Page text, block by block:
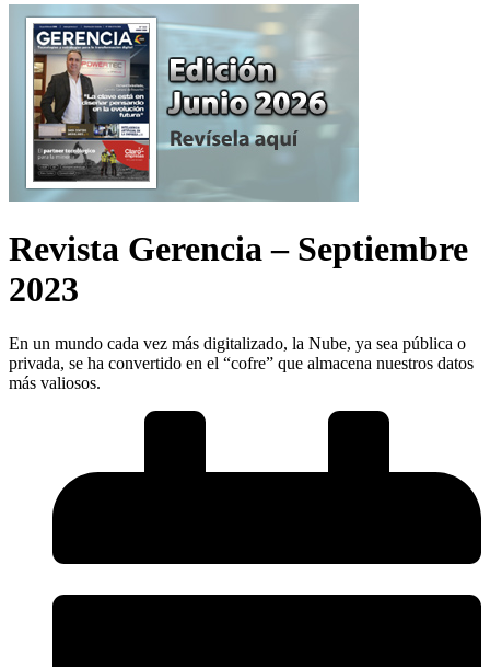
Revista Gerencia – Septiembre
2023
En un mundo cada vez más digitalizado, la Nube, ya sea pública o
privada, se ha convertido en el “cofre” que almacena nuestros datos
más valiosos.